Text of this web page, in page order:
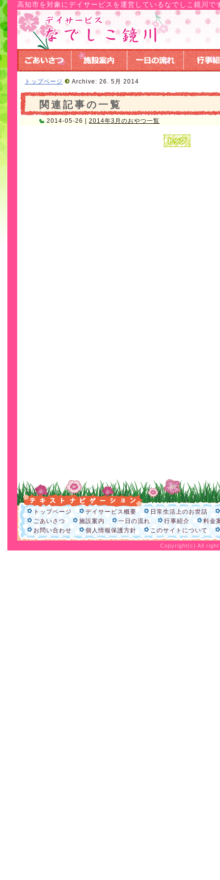
高知市を対象にデイサービスを運営しているなでしこ鏡川で
トップページ Archive: 26. 5月 2014
関連記事の一覧
2014-05-26 | 2014年3月のおやつ一覧
トップページ デイサービス概要
日常生活上のお世話
ごあいさつ
施設案内 一日の流れ 行事紹介
料金
お問い合わせ
個人情報保護方針 このサイトについて
Copyright(c) All